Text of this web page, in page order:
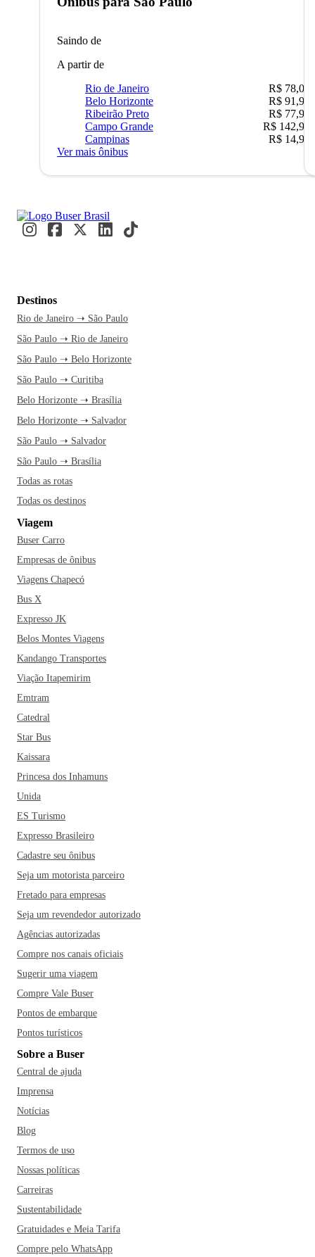
Saindo de
A partir de
Rio de Janeiro
R$ 78,02
Belo Horizonte
R$ 91,90
Ribeirão Preto
R$ 77,90
Campo Grande
R$ 142,90
Campinas
R$ 14,90
Ver mais ônibus
Destinos
Rio de Janeiro ➝ São Paulo
São Paulo ➝ Rio de Janeiro
São Paulo ➝ Belo Horizonte
São Paulo ➝ Curitiba
Belo Horizonte ➝ Brasília
Belo Horizonte ➝ Salvador
São Paulo ➝ Salvador
São Paulo ➝ Brasília
Todas as rotas
Todas os destinos
Viagem
Buser Carro
Empresas de ônibus
Viagens Chapecó
Bus X
Expresso JK
Belos Montes Viagens
Kandango Transportes
Viação Itapemirim
Emtram
Catedral
Star Bus
Kaissara
Princesa dos Inhamuns
Unida
ES Turismo
Expresso Brasileiro
Cadastre seu ônibus
Seja um motorista parceiro
Fretado para empresas
Seja um revendedor autorizado
Agências autorizadas
Compre nos canais oficiais
Sugerir uma viagem
Compre Vale Buser
Pontos de embarque
Pontos turísticos
Sobre a Buser
Central de ajuda
Imprensa
Notícias
Blog
Termos de uso
Nossas políticas
Carreiras
Sustentabilidade
Gratuidades e Meia Tarifa
Compre pelo WhatsApp